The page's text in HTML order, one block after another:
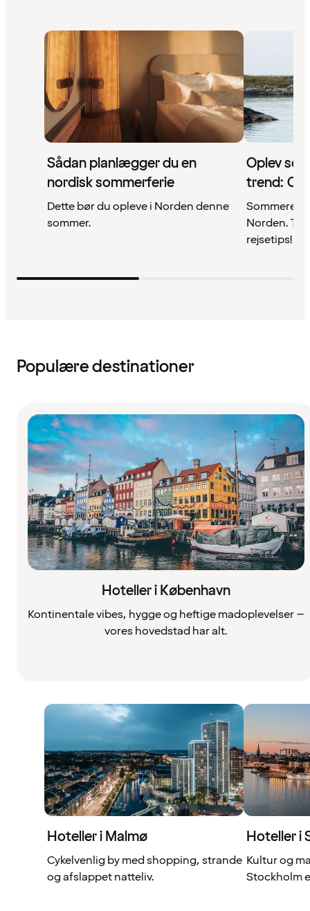
Sådan planlægger du en
nordisk sommerferie
Dette bør du opleve i Norden denne
sommer.
Oplev
trend:
Norden.
rejsetips!
Populære destinationer
Hoteller i København
Kontinentale vibes, hygge og heftige madoplevelser –
vores hovedstad har alt.
Hoteller i Malmø
Cykelvenlig by med shopping, strande
og afslappet natteliv.
Hoteller i
Kultur og
Stockholm